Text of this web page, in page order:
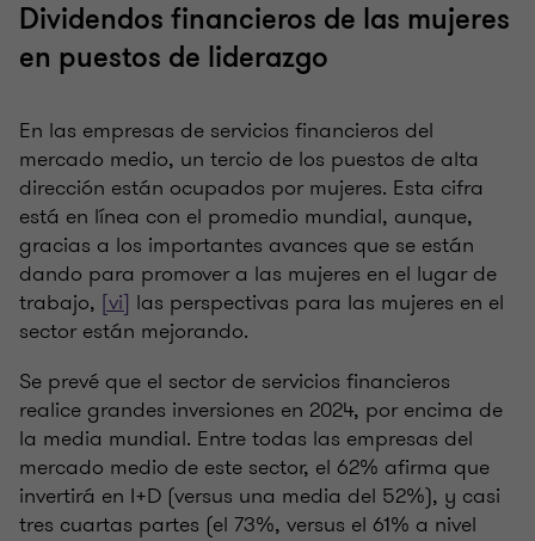
Dividendos financieros de las mujeres
en puestos de liderazgo
En las empresas de servicios financieros del
mercado medio, un tercio de los puestos de alta
dirección están ocupados por mujeres. Esta cifra
está en línea con el promedio mundial, aunque,
gracias a los importantes avances que se están
dando para promover a las mujeres en el lugar de
trabajo, [vi] las perspectivas para las mujeres en el
sector están mejorando.
Se prevé que el sector de servicios financieros
realice grandes inversiones en 2024, por encima de
la media mundial. Entre todas las empresas del
mercado medio de este sector, el 62% afirma que
invertirá en I+D (versus una media del 52%), y casi
tres cuartas partes (el 73%, versus el 61% a nivel